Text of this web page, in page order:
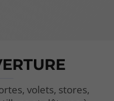
volets, stores,